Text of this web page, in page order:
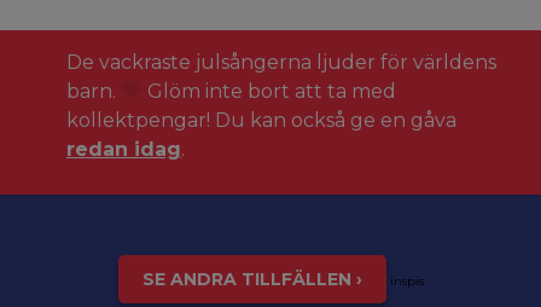
De vackraste julsångerna ljuder för världens
barn.
Glöm inte bort att ta med
kollektpengar! Du kan också ge en gåva
redan idag.
SE ANDRA TILLFÄLLEN › inspis